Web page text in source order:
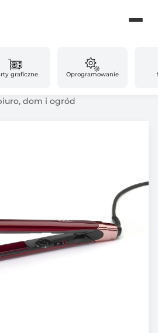
graficzne Oprogramowanie
dom i ogród